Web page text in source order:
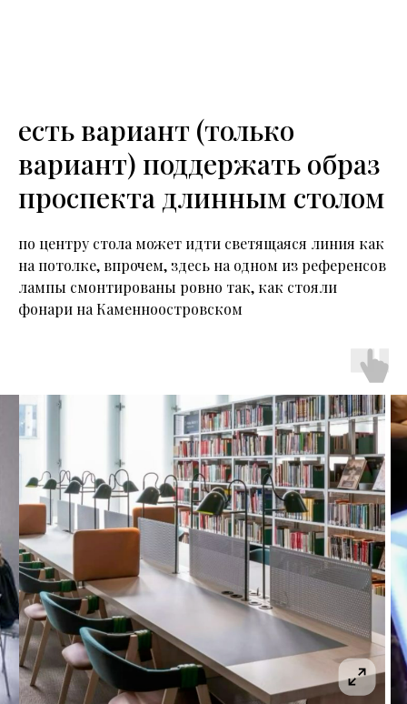
есть вариант (только
вариант) поддержать образ
проспекта длинным столом
по центру стола может идти светящаяся линия как
на потолке, впрочем, здесь на одном из референсов
лампы смонтированы ровно так, как стояли
фонари на Каменноостровском